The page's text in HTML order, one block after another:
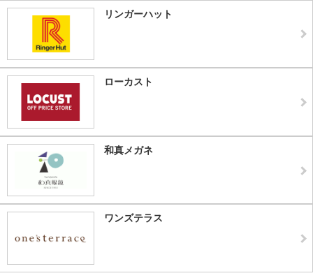
リンガーハット
ローカスト
和真メガネ
ワンズテラス